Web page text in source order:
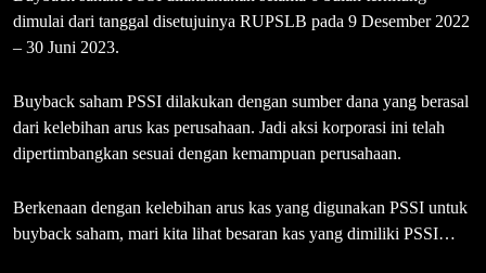
dimulai dari tanggal disetujuinya RUPSLB pada 9 Desember 2022
– 30 Juni 2023.
Buyback saham PSSI dilakukan dengan sumber dana yang berasal
dari kelebihan arus kas perusahaan. Jadi aksi korporasi ini telah
dipertimbangkan sesuai dengan kemampuan perusahaan.
Berkenaan dengan kelebihan arus kas yang digunakan PSSI untuk
buyback saham, mari kita lihat besaran kas yang dimiliki PSSI…